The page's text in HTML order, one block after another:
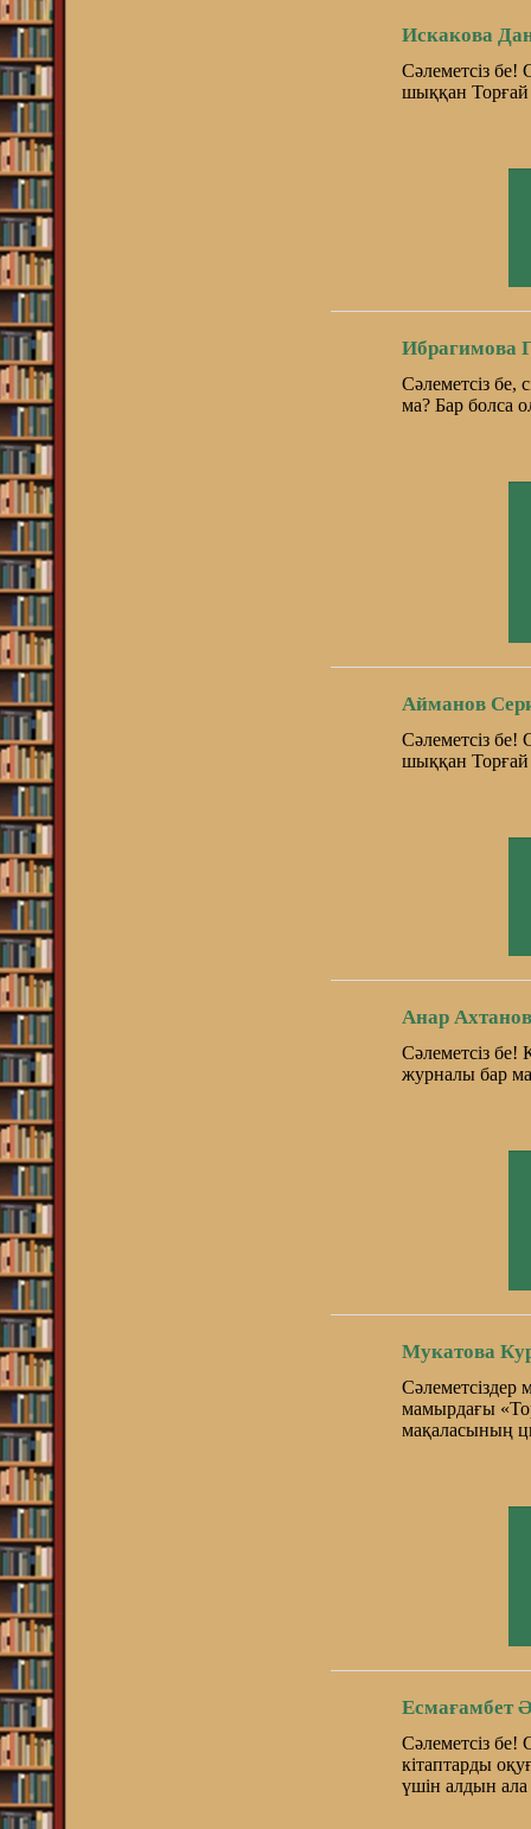
Искакова
Сәлеметсіз бе!
шыққан Торғай
Ибрагимова
Сәлеметсіз бе,
ма? Бар болса
Айманов
Сәлеметсіз бе!
шыққан Торғай
Анар
Сәлеметсіз
журналы бар
Мукатова
Сәлеметсіздер
мамырдағы
мақаласының
Есмағамбет
Сәлеметсіз бе!
кітаптарды
үшін алдын ала